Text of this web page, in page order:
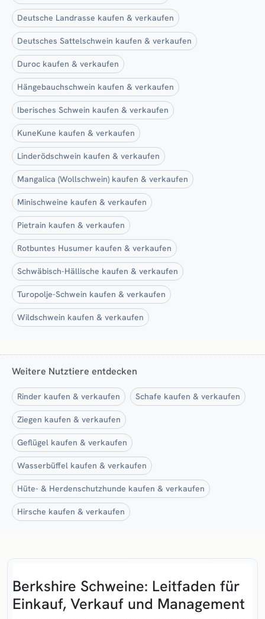
Deutsche Landrasse kaufen & verkaufen
Deutsches Sattelschwein kaufen & verkaufen
Duroc kaufen & verkaufen
Hängebauchschwein kaufen & verkaufen
Iberisches Schwein kaufen & verkaufen
KuneKune kaufen & verkaufen
Linderödschwein kaufen & verkaufen
Mangalica (Wollschwein) kaufen & verkaufen
Minischweine kaufen & verkaufen
Pietrain kaufen & verkaufen
Rotbuntes Husumer kaufen & verkaufen
Schwäbisch-Hällische kaufen & verkaufen
Turopolje-Schwein kaufen & verkaufen
Wildschwein kaufen & verkaufen
Weitere Nutztiere entdecken
Rinder kaufen & verkaufen Schafe kaufen & verkaufen
Ziegen kaufen & verkaufen
Geflügel kaufen & verkaufen
Wasserbüffel kaufen & verkaufen
Hüte- & Herdenschutzhunde kaufen & verkaufen
Hirsche kaufen & verkaufen
Berkshire Schweine: Leitfaden für
Einkauf, Verkauf und Management